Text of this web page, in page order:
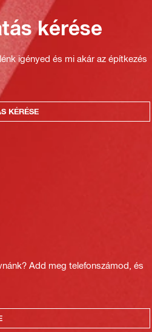
kérése
igényed és mi akár az építkezés
KÉRÉSE
Add meg telefonszámod, és